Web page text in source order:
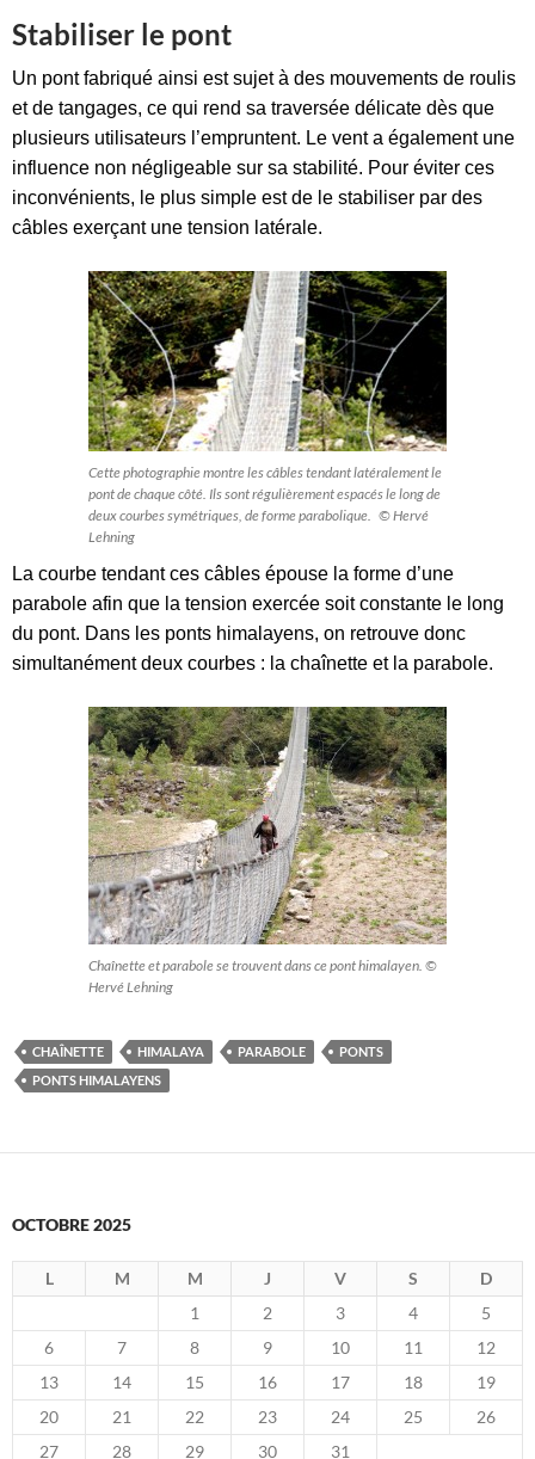
Stabiliser le pont
Un pont fabriqué ainsi est sujet à des mouvements de roulis
et de tangages, ce qui rend sa traversée délicate dès que
plusieurs utilisateurs l’empruntent. Le vent a également une
influence non négligeable sur sa stabilité. Pour éviter ces
inconvénients, le plus simple est de le stabiliser par des
câbles exerçant une tension latérale.
Cette photographie montre les câbles tendant latéralement le
pont de chaque côté. Ils sont régulièrement espacés le long de
deux courbes symétriques, de forme parabolique. © Hervé
Lehning
La courbe tendant ces câbles épouse la forme d’une
parabole afin que la tension exercée soit constante le long
du pont. Dans les ponts himalayens, on retrouve donc
simultanément deux courbes : la chaînette et la parabole.
Chaînette et parabole se trouvent dans ce pont himalayen. ©
Hervé Lehning
CHAÎNETTE HIMALAYA PARABOLE
PONTS
PONTS HIMALAYENS
OCTOBRE 2025
L M M J V S
D
1
2 3 4
5
6
7 8 9 10 11
12
13
14 15 16 17 18
19
20
21 22 23 24 25
26
27
28 29 30 31